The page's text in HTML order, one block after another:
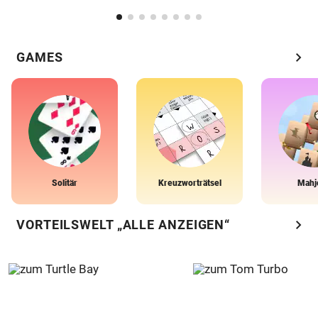
GAMES chevron_right
Solitär Kreuzworträtsel
VORTEILSWELT „ALLE ANZEIGEN“ chevron_right